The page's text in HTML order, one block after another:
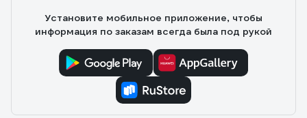
Установите мобильное приложение, чтобы
информация по заказам всегда была под рукой